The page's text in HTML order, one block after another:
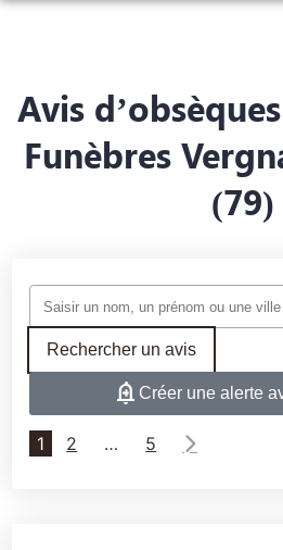
PRÉVOIR SES OBSÈQUES
MONUMENTS FUNÉRAIRES
COULONGES-SUR-L’AUTIZE
CHAMBRES FUNERAIRES
COULONGES-SUR-L’AUTIZE
Avis
Funèbres
(79)
Rechercher un avis
Créer une alerte
1 2 … 5